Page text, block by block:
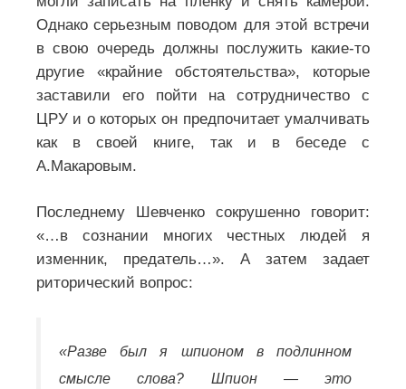
Однако серьезным поводом для этой встречи
в свою очередь должны послужить какие-то
другие «крайние обстоятельства», которые
заставили его пойти на сотрудничество с
ЦРУ и о которых он предпочитает умалчивать
как в своей книге, так и в беседе с
А.Макаровым.
Последнему Шевченко сокрушенно говорит:
«…в сознании многих честных людей я
изменник, предатель…». А затем задает
риторический вопрос:
«Разве был я шпионом в подлинном
смысле слова? Шпион — это